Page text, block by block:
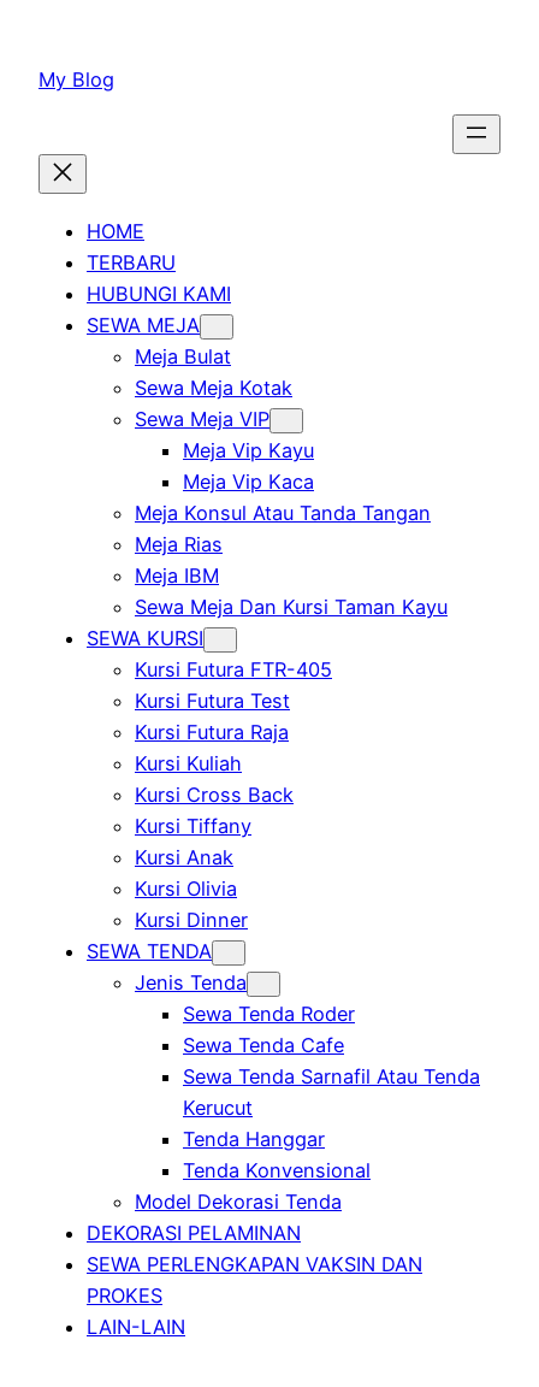
konten
My Blog
HOME
TERBARU
HUBUNGI KAMI
SEWA MEJA
Meja Bulat
Sewa Meja Kotak
Sewa Meja VIP
Meja Vip Kayu
Meja Vip Kaca
Meja Konsul Atau Tanda Tangan
Meja Rias
Meja IBM
Sewa Meja Dan Kursi Taman Kayu
SEWA KURSI
Kursi Futura FTR-405
Kursi Futura Test
Kursi Futura Raja
Kursi Kuliah
Kursi Cross Back
Kursi Tiffany
Kursi Anak
Kursi Olivia
Kursi Dinner
SEWA TENDA
Jenis Tenda
Sewa Tenda Roder
Sewa Tenda Cafe
Sewa Tenda Sarnafil Atau Tenda
Kerucut
Tenda Hanggar
Tenda Konvensional
Model Dekorasi Tenda
DEKORASI PELAMINAN
SEWA PERLENGKAPAN VAKSIN DAN
PROKES
LAIN-LAIN